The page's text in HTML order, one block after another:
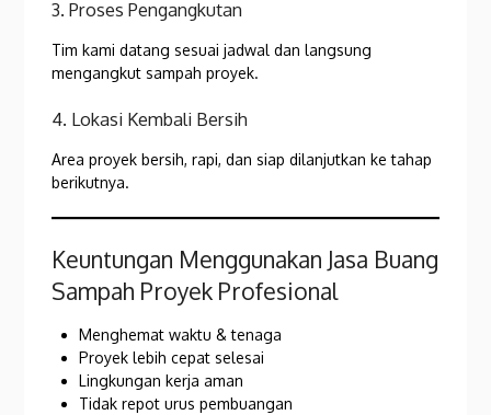
3. Proses Pengangkutan
Tim kami datang sesuai jadwal dan langsung
mengangkut sampah proyek.
4. Lokasi Kembali Bersih
Area proyek bersih, rapi, dan siap dilanjutkan ke tahap
berikutnya.
Keuntungan Menggunakan Jasa Buang
Sampah Proyek Profesional
Menghemat waktu & tenaga
Proyek lebih cepat selesai
Lingkungan kerja aman
Tidak repot urus pembuangan